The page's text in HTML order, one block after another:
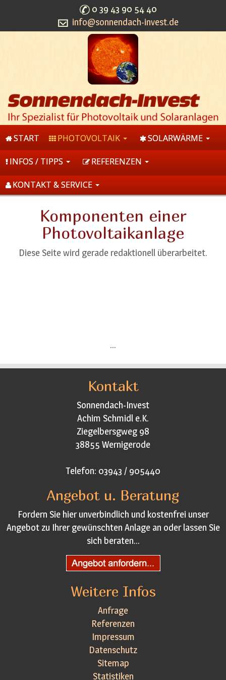
0 39 43 90 54 40
info@sonnendach-invest.de
START PHOTOVOLTAIK SOLARWÄRME
INFOS / TIPPS REFERENZEN
KONTAKT & SERVICE
Komponenten einer
Photovoltaikanlage
Diese Seite wird gerade redaktionell überarbeitet.
...
Kontakt
Sonnendach-Invest
Achim Schmidl e.K.
Ziegelbersgweg 98
38855 Wernigerode
Telefon: 03943 / 905440
Angebot u. Beratung
Fordern Sie hier unverbindlich und kostenfrei unser
Angebot zu Ihrer gewünschten Anlage an oder lassen Sie
sich beraten...
Weitere Infos
Anfrage
Referenzen
Impressum
Datenschutz
Sitemap
Statistiken